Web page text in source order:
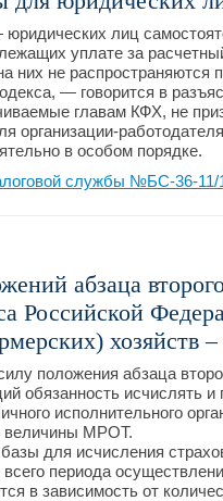
лиц
уплате за
них не распространяются
— говорится в
главам КФХ, не
организации-
в особом порядке.
службы №БС-36-11/
абзаца
Российской
хозяйств
положения абзаца
обязанность исчислять
исполнительного
величины МРОТ.
для исчисления
всего периода
в зависимость от